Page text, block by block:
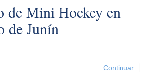
de Mini Hockey en
de Junín
Continuar...